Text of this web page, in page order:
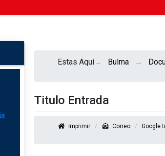
Estas Aquí Bulma
Titulo Entrada
Imprimir Correo Google